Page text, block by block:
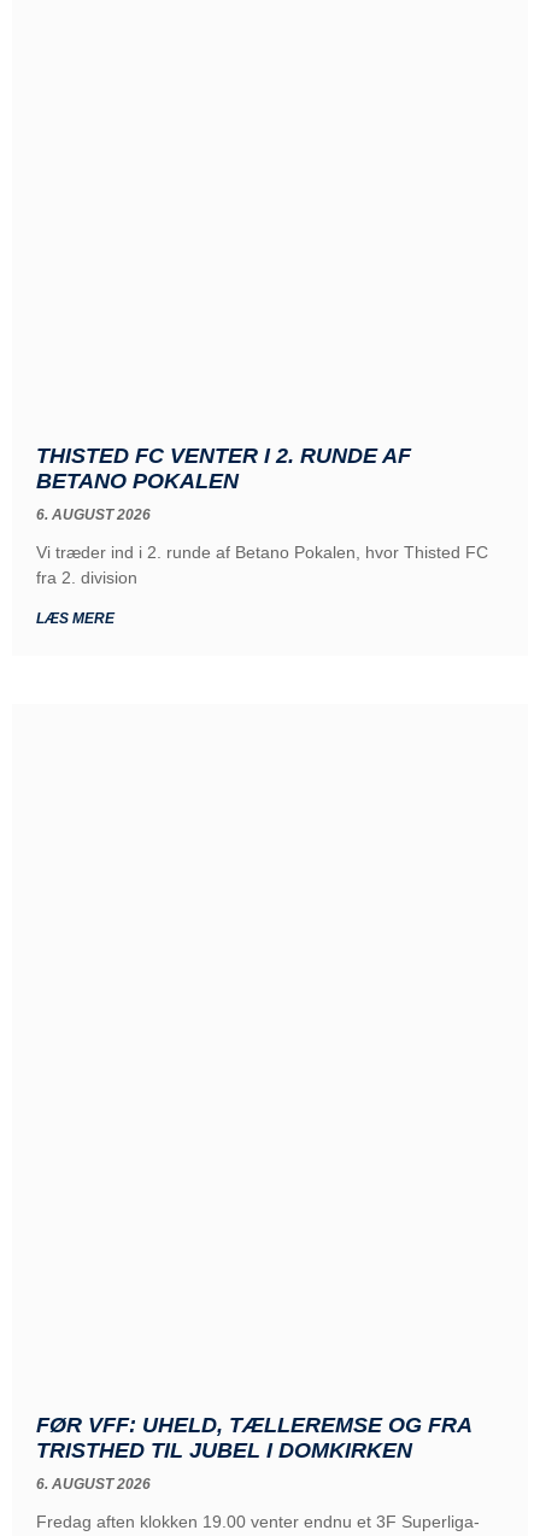
THISTED FC VENTER I 2. RUNDE AF
BETANO POKALEN
6. AUGUST 2026
Vi træder ind i 2. runde af Betano Pokalen, hvor Thisted FC
fra 2. division
LÆS MERE
FØR VFF: UHELD, TÆLLEREMSE OG FRA
TRISTHED TIL JUBEL I DOMKIRKEN
6. AUGUST 2026
Fredag aften klokken 19.00 venter endnu et 3F Superliga-